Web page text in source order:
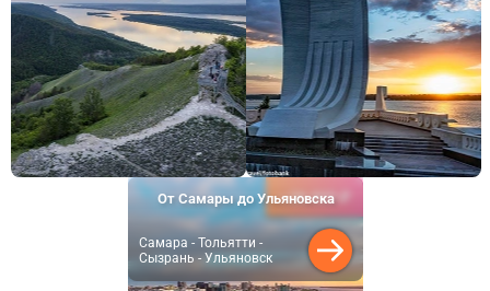
от36 900 ₽
От Самары до Ульяновска
Самара - Тольятти -
Сызрань - Ульяновск